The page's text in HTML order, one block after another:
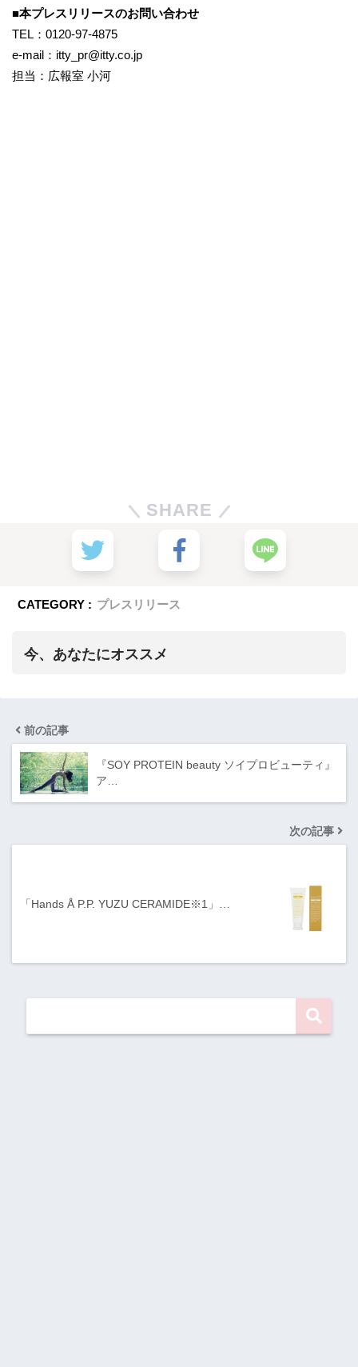
■本プレスリリースのお問い合わせ
TEL：0120-97-4875
e-mail：itty_pr@itty.co.jp
担当：広報室 小河
SHARE
CATEGORY : プレスリリース
今、あなたにオススメ
前の記事
『SOY PROTEIN beauty ソイプロビューティ』
ア…
次の記事
「Hands Å P.P. YUZU CERAMIDE※1」…